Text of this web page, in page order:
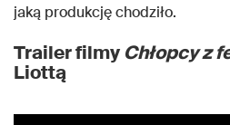
jaką produkcję chodziło.
Trailer filmy Chłopcy z
Liottą